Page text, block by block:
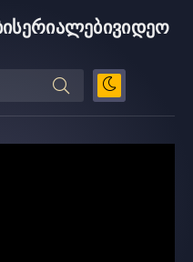
სერიალებივიდეო